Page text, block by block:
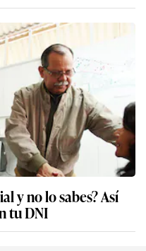
y no lo sabes? Así
tu DNI